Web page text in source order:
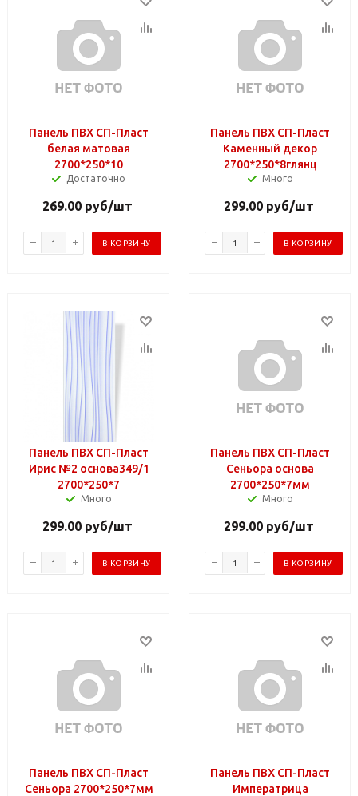
Панель ПВХ СП-Пласт
белая матовая
2700*250*10
Достаточно
269.00руб/шт
В КОРЗИНУ
Панель ПВХ СП-Пласт
Каменный декор
2700*250*8глянц
Много
299.00руб/шт
В КОРЗИНУ
Панель ПВХ СП-Пласт
Ирис №2 основа349/1
2700*250*7
Много
299.00руб/шт
В КОРЗИНУ
Панель ПВХ СП-Пласт
Сеньора основа
2700*250*7мм
Много
299.00руб/шт
В КОРЗИНУ
Панель ПВХ СП-Пласт
Сеньора 2700*250*7мм
Панель ПВХ СП-Пласт
Императрица